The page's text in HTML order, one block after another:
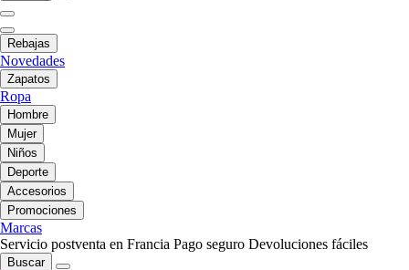
Rebajas
Novedades
Zapatos
Ropa
Hombre
Mujer
Niños
Deporte
Accesorios
Promociones
Marcas
Servicio postventa en Francia Pago seguro Devoluciones fáciles
Buscar